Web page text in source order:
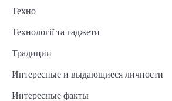
Техно
Технології та гаджети
Традиции
Интересные и выдающиеся личности
Интересные факты